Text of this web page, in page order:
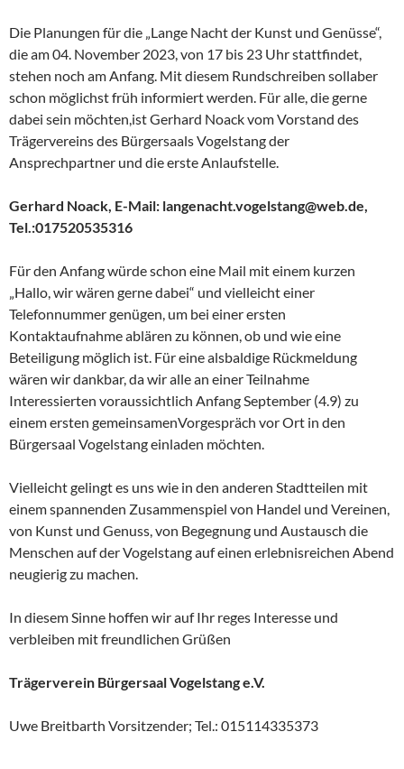
Die Planungen für die „Lange Nacht der Kunst und Genüsse“,
die am 04. November 2023, von 17 bis 23 Uhr stattfindet,
stehen noch am Anfang. Mit diesem Rundschreiben sollaber
schon möglichst früh informiert werden. Für alle, die gerne
dabei sein möchten,ist Gerhard Noack vom Vorstand des
Trägervereins des Bürgersaals Vogelstang der
Ansprechpartner und die erste Anlaufstelle.
Gerhard Noack, E-Mail: langenacht.vogelstang@web.de,
Tel.:017520535316
Für den Anfang würde schon eine Mail mit einem kurzen
„Hallo, wir wären gerne dabei“ und vielleicht einer
Telefonnummer genügen, um bei einer ersten
Kontaktaufnahme ablären zu können, ob und wie eine
Beteiligung möglich ist. Für eine alsbaldige Rückmeldung
wären wir dankbar, da wir alle an einer Teilnahme
Interessierten voraussichtlich Anfang September (4.9) zu
einem ersten gemeinsamenVorgespräch vor Ort in den
Bürgersaal Vogelstang einladen möchten.
Vielleicht gelingt es uns wie in den anderen Stadtteilen mit
einem spannenden Zusammenspiel von Handel und Vereinen,
von Kunst und Genuss, von Begegnung und Austausch die
Menschen auf der Vogelstang auf einen erlebnisreichen Abend
neugierig zu machen.
In diesem Sinne hoffen wir auf Ihr reges Interesse und
verbleiben mit freundlichen Grüßen
Trägerverein Bürgersaal Vogelstang e.V.
Uwe Breitbarth Vorsitzender; Tel.: 015114335373